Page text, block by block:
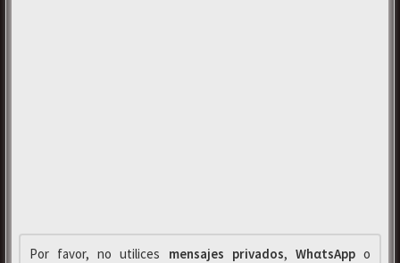
Por favor, no utilices mensajes privados, WhαtsAppo